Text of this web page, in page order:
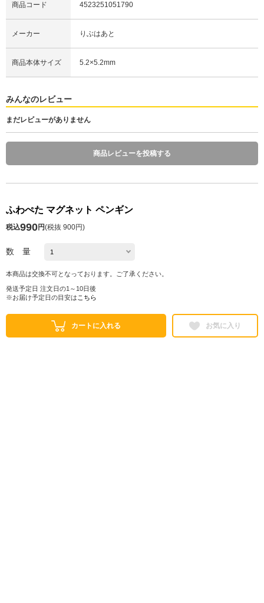
商品コード 4523251051790
メーカー りぶはあと
商品本体サイズ 5.2×5.2mm
みんなのレビュー
まだレビューがありません
商品レビューを投稿する
ふわぺた マグネット ペンギン
税込990円(税抜 900円)
数 量
本商品は交換不可となっております。ご了承ください。
発送予定日 注文日の1～10日後
※お届け予定日の目安はこちら
カートに入れる お気に入り